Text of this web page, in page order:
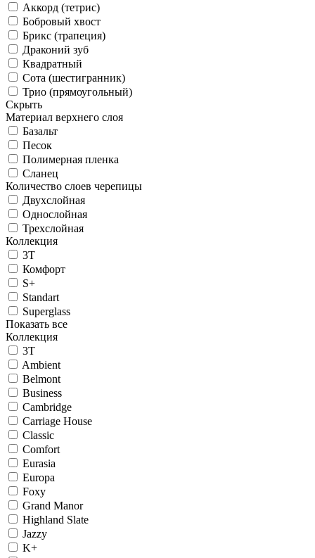
Аккорд (тетрис)
Бобровый хвост
Брикс (трапеция)
Драконий зуб
Квадратный
Сота (шестигранник)
Трио (прямоугольный)
Скрыть
Материал верхнего слоя
Базальт
Песок
Полимерная пленка
Сланец
Количество слоев черепицы
Двухслойная
Однослойная
Трехслойная
Коллекция
3T
Комфорт
S+
Standart
Superglass
Показать все
Коллекция
3T
Ambient
Belmont
Business
Cambridge
Carriage House
Classic
Comfort
Eurasia
Europa
Foxy
Grand Manor
Highland Slate
Jazzy
K+